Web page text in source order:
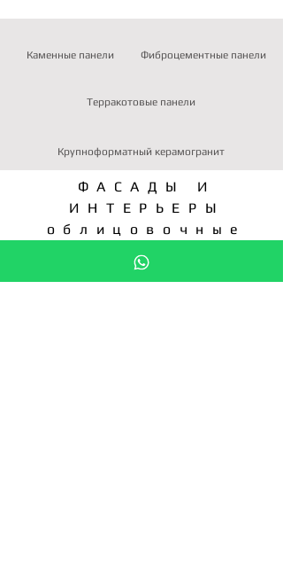
Каменные панели Фиброцементные панели
Терракотовые панели
Крупноформатный керамогранит
ФАСАДЫ И
ИНТЕРЬЕРЫ
облицовочные
материалы
ПОДЕЛИТЕСЬ В: